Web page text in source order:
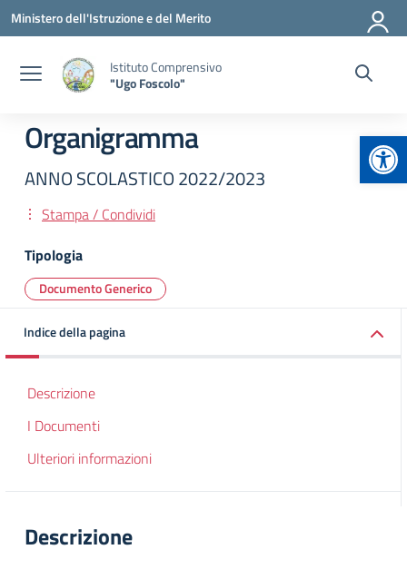
Vai ai contenuti
Vai al menu di navigazione
Vai al footer
Ministero dell'Istruzione e del Merito
Istituto Comprensivo
"Ugo Foscolo"
Organigramma
ANNO SCOLASTICO 2022/2023
Stampa / Condividi
Tipologia
Documento Generico
Indice della pagina
Descrizione
I Documenti
Ulteriori informazioni
Descrizione